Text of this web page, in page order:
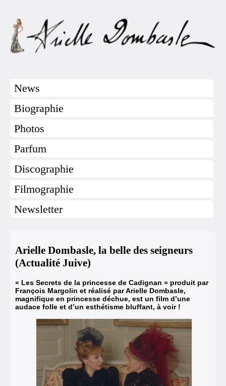
News
Biographie
Photos
Parfum
Discographie
Filmographie
Newsletter
Arielle Dombasle, la belle des seigneurs
(Actualité Juive)
« Les Secrets de la princesse de Cadignan » produit par
François Margolin et réalisé par Arielle Dombasle,
magnifique en princesse déchue, est un film d’une
audace folle et d’un esthétisme bluffant, à voir !